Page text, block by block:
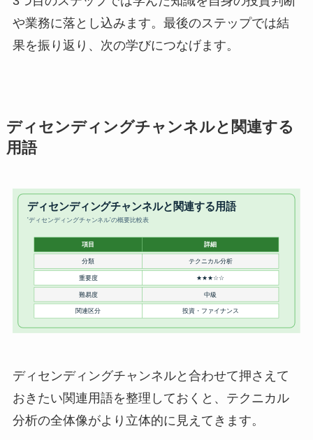
や業務に落とし込みます。最後のステップでは結
果を振り返り、次の学びにつなげます。
ディセンディングチャンネルと関連する
用語
ディセンディングチャンネルと合わせて押さえて
おきたい関連用語を整理しておくと、テクニカル
分析の全体像がより立体的に見えてきます。